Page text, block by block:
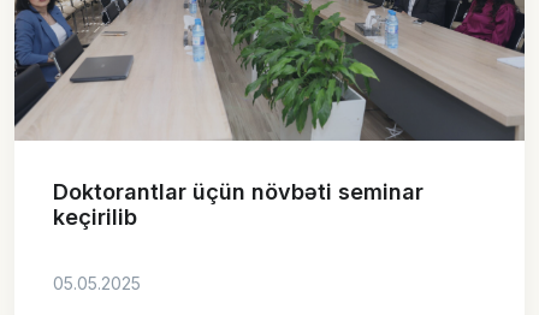
Doktorantlar üçün növbəti seminar
keçirilib
05.05.2025